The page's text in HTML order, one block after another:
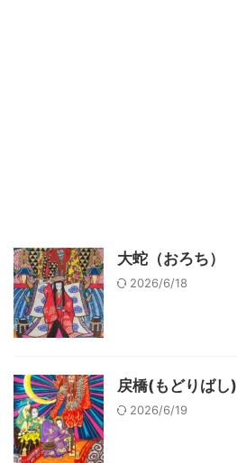
大蛇（おろち）
2026/6/18
戻橋(もどりばし)
2026/6/19